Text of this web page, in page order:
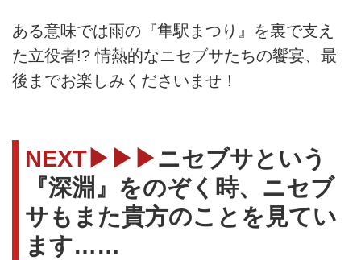
ある意味では雨の『隼駅まつり』を裏で支え
た立役者!? 情熱的なニセブサたちの饗宴、最
後までお楽しみくださいませ！
NEXT▶▶▶ニセブサという
『深淵』をのぞく時、ニセブ
サもまた貴方のことを見てい
ます……